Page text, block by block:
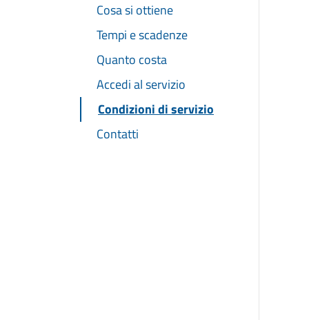
Cosa si ottiene
Tempi e scadenze
Quanto costa
Accedi al servizio
Condizioni di servizio
Contatti